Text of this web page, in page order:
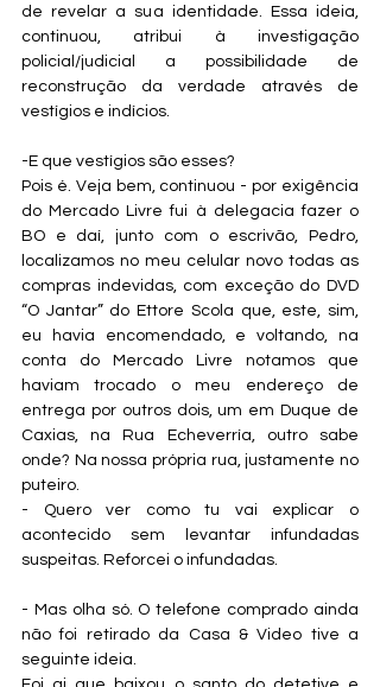
de revelar a sua identidade. Essa ideia,
continuou, atribui à investigação
policial/judicial a possibilidade de
reconstrução da verdade através de
vestígios e indícios.
-E que vestígios são esses?
Pois é. Veja bem, continuou - por exigência
do Mercado Livre fui à delegacia fazer o
BO e daí, junto com o escrivão, Pedro,
localizamos no meu celular novo todas as
compras indevidas, com exceção do DVD
“O Jantar” do Ettore Scola que, este, sim,
eu havia encomendado, e voltando, na
conta do Mercado Livre notamos que
haviam trocado o meu endereço de
entrega por outros dois, um em Duque de
Caxias, na Rua Echeverría, outro sabe
onde? Na nossa própria rua, justamente no
puteiro.
- Quero ver como tu vai explicar o
acontecido sem levantar infundadas
suspeitas. Reforcei o infundadas.
- Mas olha só. O telefone comprado ainda
não foi retirado da Casa & Video tive a
seguinte ideia.